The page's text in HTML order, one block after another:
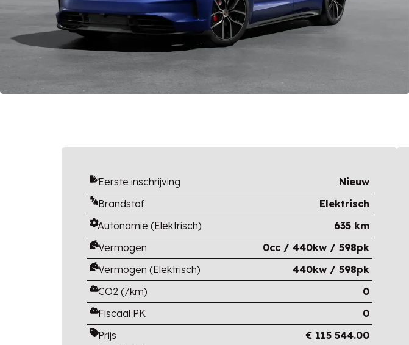
Eerste inschrijving
Nieuw
Brandstof
Elektrisch
Autonomie (Elektrisch)
635 km
Vermogen
0cc / 440kw / 598pk
Vermogen (Elektrisch)
440kw / 598pk
CO2 (/km)
0
Fiscaal PK
0
Prijs
€ 115 544.00